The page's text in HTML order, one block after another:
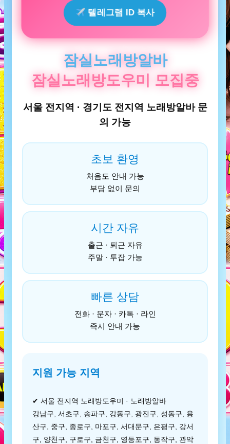
텔레그램 ID 복사
잠실노래방알바
잠실노래방도우미 모집중
서울 전지역 · 경기도 전지역 노래방알바 문
의 가능
초보 환영
처음도 안내 가능
부담 없이 문의
시간 자유
출근 · 퇴근 자유
주말 · 투잡 가능
빠른 상담
전화 · 문자 · 카톡 · 라인
즉시 안내 가능
지원 가능 지역
✔ 서울 전지역 노래방도우미 · 노래방알바
강남구, 서초구, 송파구, 강동구, 광진구, 성동구, 용
산구, 중구, 종로구, 마포구, 서대문구, 은평구, 강서
구, 양천구, 구로구, 금천구, 영등포구, 동작구, 관악